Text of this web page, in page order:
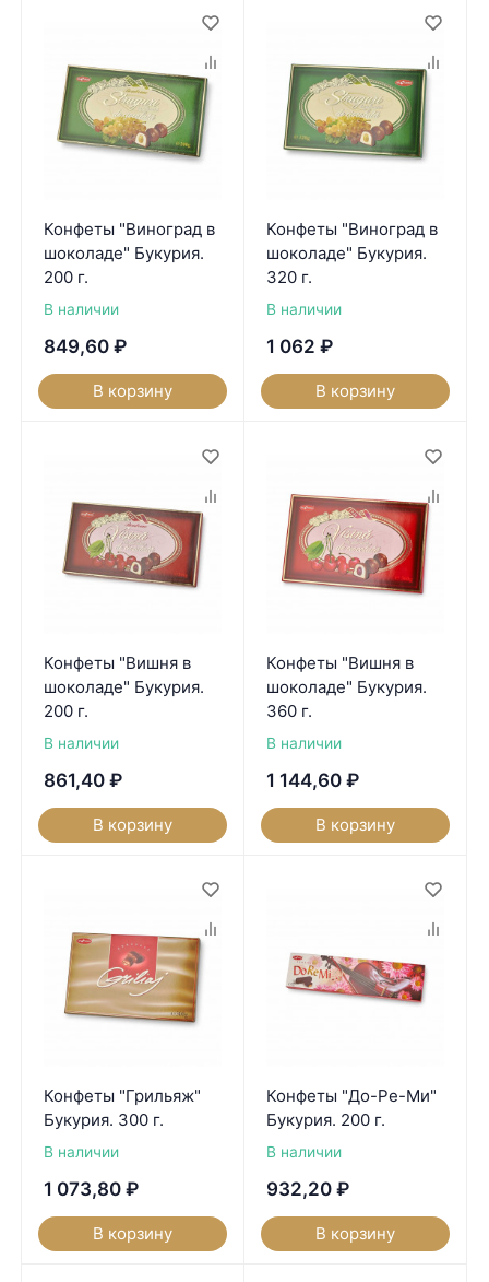
Конфеты "Виноград в
шоколаде" Букурия.
200 г.
В наличии
849,60 ₽
В корзину
Конфеты "Виноград в
шоколаде" Букурия.
320 г.
В наличии
1 062 ₽
В корзину
Конфеты "Вишня в
шоколаде" Букурия.
200 г.
В наличии
861,40 ₽
В корзину
Конфеты "Вишня в
шоколаде" Букурия.
360 г.
В наличии
1 144,60 ₽
В корзину
Конфеты "Грильяж"
Букурия. 300 г.
В наличии
1 073,80 ₽
В корзину
Конфеты "До-Ре-Ми"
Букурия. 200 г.
В наличии
932,20 ₽
В корзину